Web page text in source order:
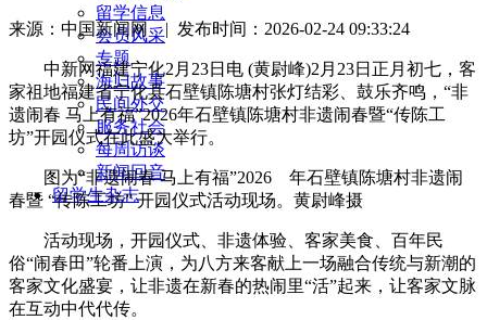
留学信息
会员风采
专题
海归故事
民间外交
服务社会
每周访谈
新闻回音
留学生杂志
来源：中国新闻网 | 发布时间：2026-02-24 09:33:24
中新网福建宁化2月23日电 (黄尉峰)2月23日正月初七，客
家祖地福建省宁化县石壁镇陈塘村张灯结彩、鼓乐齐鸣，“非
遗闹春 马上有福”2026年石壁镇陈塘村非遗闹春暨“传陈工
坊”开园仪式在此盛大举行。
图为“非遗闹春 马上有福”2026 年石壁镇陈塘村非遗闹
春暨 “传陈工坊” 开园仪式活动现场。黄尉峰摄
活动现场，开园仪式、非遗体验、客家美食、百年民
俗“闹春田”轮番上演，为八方来客献上一场融合传统与新潮的
客家文化盛宴，让非遗在新春的热闹里“活”起来，让客家文脉
在互动中代代传。